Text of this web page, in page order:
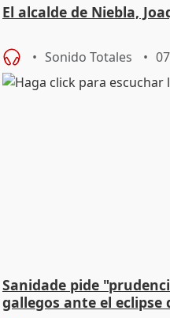
El alcalde de Niebla,
Sonido Totales
Sanidade pide
gallegos ante el eclipse